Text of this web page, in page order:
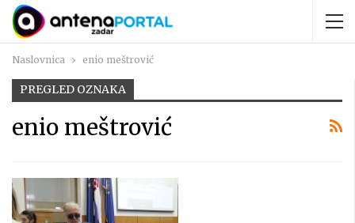
Naslovnica enio meštrović
PREGLED OZNAKA
enio meštrović